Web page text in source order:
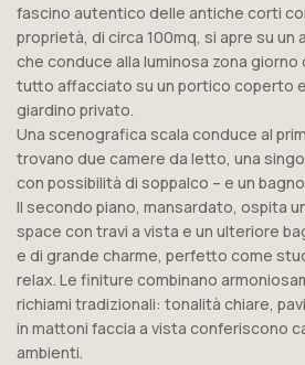
fascino autentico delle antiche corti
proprietà, di circa 100mq, si apre su
che conduce alla luminosa zona giorno
tutto affacciato su un portico coperto
giardino privato.
Una scenografica scala conduce al
trovano due camere da letto, una
con possibilità di soppalco – e un
Il secondo piano, mansardato, ospita
space con travi a vista e un ulteriore
e di grande charme, perfetto come
relax. Le finiture combinano
richiami tradizionali: tonalità chiare,
in mattoni faccia a vista conferiscono
ambienti.